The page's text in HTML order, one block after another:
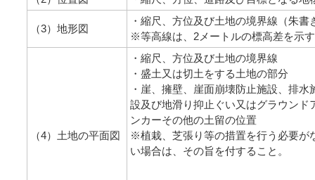
（3）地形図
・縮尺、方位及び土地の境界線（朱書
※等高線は、2メートルの標高差を示
（4）土地の平面図
・縮尺、方位及び土地の境界線
・盛土又は切土をする土地の部分
・崖、擁壁、崖面崩壊防止施設、排水
設及び地滑り抑止ぐい又はグラウンド
ンカーその他の土留の位置
※植栽、芝張り等の措置を行う必要が
い場合は、その旨を付すること。